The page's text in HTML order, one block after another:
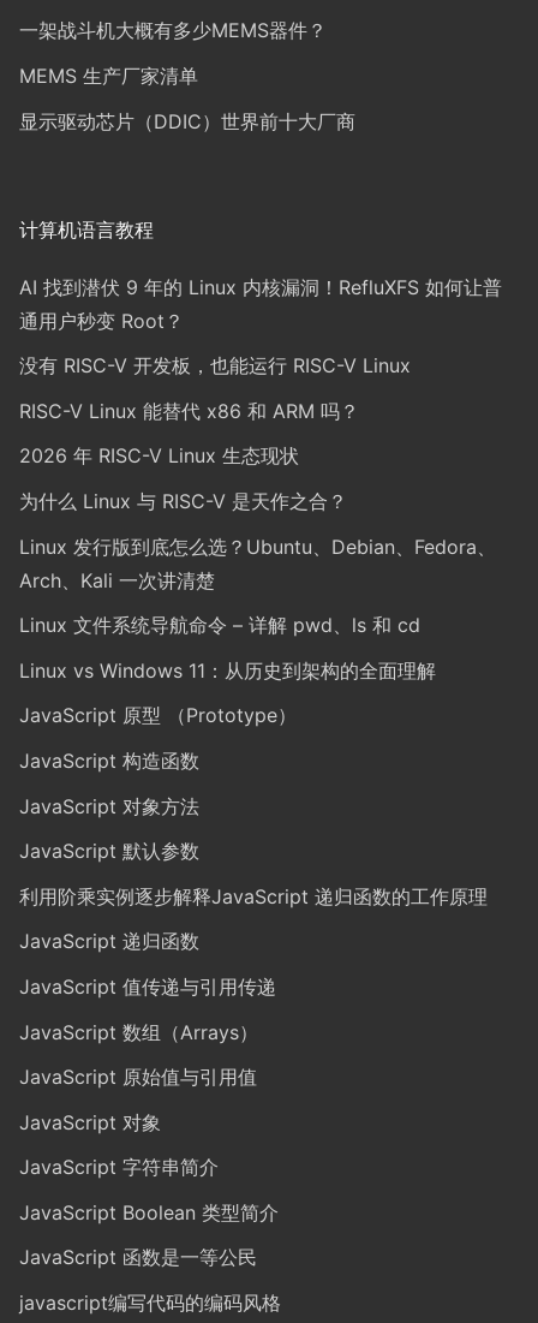
一架战斗机大概有多少MEMS器件？
MEMS 生产厂家清单
显示驱动芯片（DDIC）世界前十大厂商
计算机语言教程
AI 找到潜伏 9 年的 Linux 内核漏洞！RefluXFS 如何让普
通用户秒变 Root？
没有 RISC-V 开发板，也能运行 RISC-V Linux
RISC-V Linux 能替代 x86 和 ARM 吗？
2026 年 RISC-V Linux 生态现状
为什么 Linux 与 RISC-V 是天作之合？
Linux 发行版到底怎么选？Ubuntu、Debian、Fedora、
Arch、Kali 一次讲清楚
Linux 文件系统导航命令 – 详解 pwd、ls 和 cd
Linux vs Windows 11：从历史到架构的全面理解
JavaScript 原型 （Prototype）
JavaScript 构造函数
JavaScript 对象方法
JavaScript 默认参数
利用阶乘实例逐步解释JavaScript 递归函数的工作原理
JavaScript 递归函数
JavaScript 值传递与引用传递
JavaScript 数组（Arrays）
JavaScript 原始值与引用值
JavaScript 对象
JavaScript 字符串简介
JavaScript Boolean 类型简介
JavaScript 函数是一等公民
javascript编写代码的编码风格